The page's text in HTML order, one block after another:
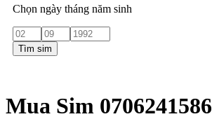
Chọn ngày tháng năm sinh
Tìm sim
Mua Sim 0706241586